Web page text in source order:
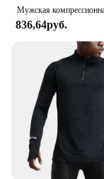
836,64руб.